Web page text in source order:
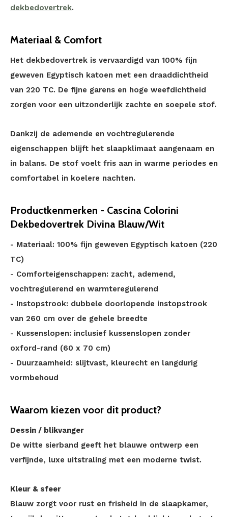
dekbedovertrek.
Materiaal & Comfort
Het dekbedovertrek is vervaardigd van 100% fijn
geweven Egyptisch katoen met een draaddichtheid
van 220 TC. De fijne garens en hoge weefdichtheid
zorgen voor een uitzonderlijk zachte en soepele stof.
Dankzij de ademende en vochtregulerende
eigenschappen blijft het slaapklimaat aangenaam en
in balans. De stof voelt fris aan in warme periodes en
comfortabel in koelere nachten.
Productkenmerken - Cascina Colorini
Dekbedovertrek Divina Blauw/Wit
- Materiaal: 100% fijn geweven Egyptisch katoen (220
TC)
- Comforteigenschappen: zacht, ademend,
vochtregulerend en warmteregulerend
- Instopstrook: dubbele doorlopende instopstrook
van 260 cm over de gehele breedte
- Kussenslopen: inclusief kussenslopen zonder
oxford-rand (60 x 70 cm)
- Duurzaamheid: slijtvast, kleurecht en langdurig
vormbehoud
Waarom kiezen voor dit product?
Dessin / blikvanger
De witte sierband geeft het blauwe ontwerp een
verfijnde, luxe uitstraling met een moderne twist.
Kleur & sfeer
Blauw zorgt voor rust en frisheid in de slaapkamer,